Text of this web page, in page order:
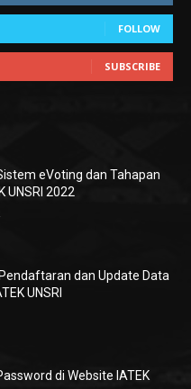
FOLLOW
SUBSCRIBE
eVoting dan Tahapan
UNSRI 2022
dan Update Data
UNSRI
di Website IATEK